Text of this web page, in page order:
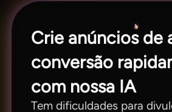
Crie anúncios de
conversão
com nossa IA
Tem dificuldades para